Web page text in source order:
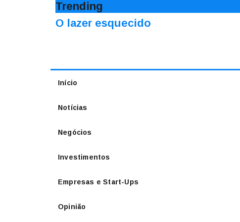
Trending
O lazer esquecido
Início
Notícias
Negócios
Investimentos
Empresas e Start-Ups
Opinião